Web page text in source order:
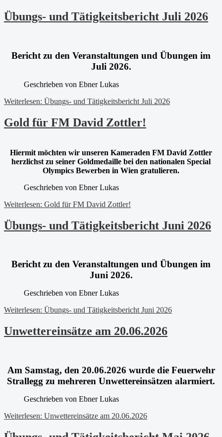
Übungs- und Tätigkeitsbericht Juli 2026
Bericht zu den Veranstaltungen und Übungen im
Juli 2026.
Geschrieben von Ebner Lukas
Weiterlesen: Übungs- und Tätigkeitsbericht Juli 2026
Gold für FM David Zottler!
Hiermit möchten wir unseren Kameraden FM David Zottler
herzlichst zu seiner Goldmedaille bei den nationalen Special
Olympics Bewerben in Wien gratulieren.
Geschrieben von Ebner Lukas
Weiterlesen: Gold für FM David Zottler!
Übungs- und Tätigkeitsbericht Juni 2026
Bericht zu den Veranstaltungen und Übungen im
Juni 2026.
Geschrieben von Ebner Lukas
Weiterlesen: Übungs- und Tätigkeitsbericht Juni 2026
Unwettereinsätze am 20.06.2026
Am Samstag, den 20.06.2026 wurde die Feuerwehr
Strallegg zu mehreren Unwettereinsätzen alarmiert.
Geschrieben von Ebner Lukas
Weiterlesen: Unwettereinsätze am 20.06.2026